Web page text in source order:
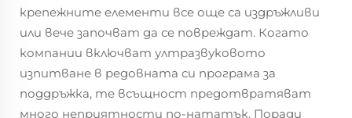
крепежните елементи все още са издръжливи
или вече започват да се повреждат. Когато
компании включват ултразвуковото
изпитване в редовната си програма за
поддръжка, те всъщност предотвратяват
много неприятности по-нататък. Поради